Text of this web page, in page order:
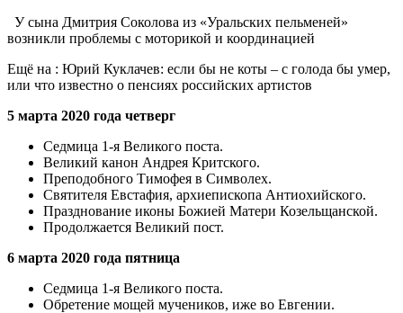
У сына Дмитрия Соколова из «Уральских пельменей»
возникли проблемы с моторикой и координацией
Ещё на : Юрий Куклачев: если бы не коты – с голода бы умер,
или что известно о пенсиях российских артистов
5 марта 2020 года четверг
Седмица 1-я Великого поста.
Великий канон Андрея Критского.
Преподобного Тимофея в Символех.
Святителя Евстафия, архиепископа Антиохийского.
Празднование иконы Божией Матери Козельщанской.
Продолжается Великий пост.
6 марта 2020 года пятница
Седмица 1-я Великого поста.
Обретение мощей мучеников, иже во Евгении.